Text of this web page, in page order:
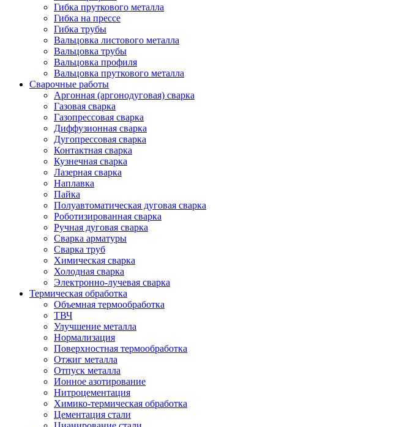
Гибка пруткового металла
Гибка на прессе
Гибка трубы
Вальцовка листового металла
Вальцовка трубы
Вальцовка профиля
Вальцовка пруткового металла
Сварочные работы
Аргонная (аргонодуговая) сварка
Газовая сварка
Газопрессовая сварка
Диффузионная сварка
Дугопрессовая сварка
Контактная сварка
Кузнечная сварка
Лазерная сварка
Наплавка
Пайка
Полуавтоматическая дуговая сварка
Роботизированная сварка
Ручная дуговая сварка
Сварка арматуры
Сварка труб
Химическая сварка
Холодная сварка
Электронно-лучевая сварка
Термическая обработка
Объемная термообработка
ТВЧ
Улучшение металла
Нормализация
Поверхностная термообработка
Отжиг металла
Отпуск металла
Ионное азотирование
Нитроцементация
Химико-термическая обработка
Цементация стали